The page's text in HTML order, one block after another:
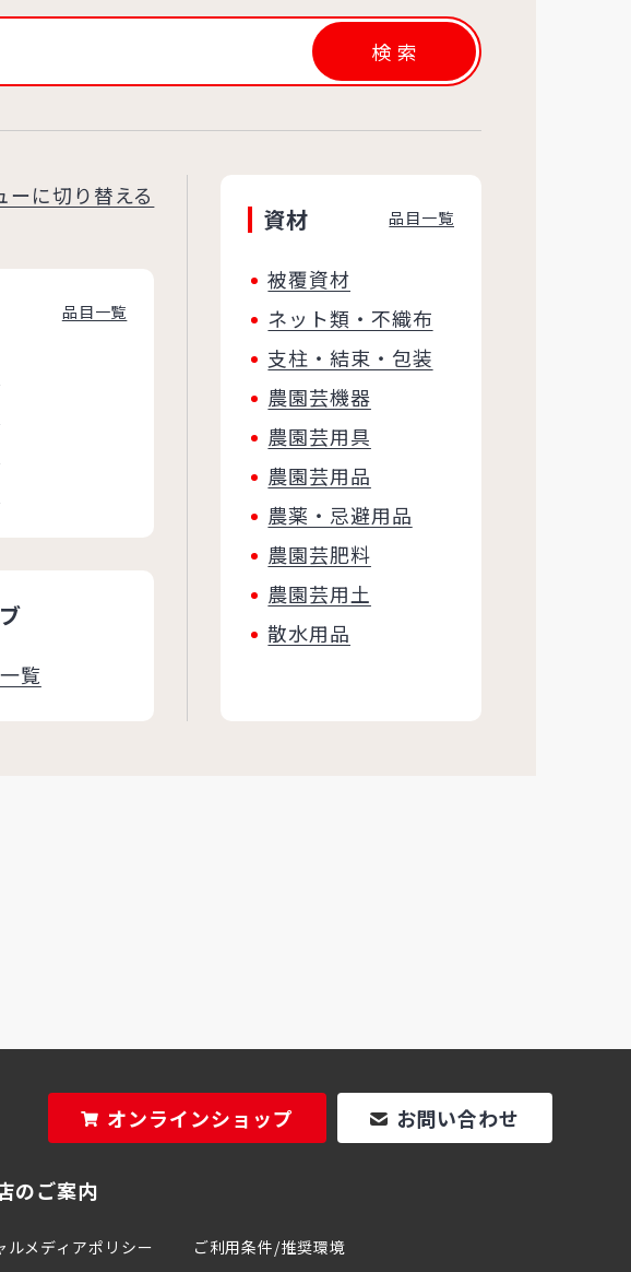
検索
ーに切り替える
品目一覧
覧
資材 品目一覧
被覆資材
ネット類・不織布
支柱・結束・包装
農園芸機器
農園芸用具
農園芸用品
農薬・忌避用品
農園芸肥料
農園芸用土
散水用品
のご案内
オンラインショップ お問い合わせ
ルメディアポリシー ご利用条件/推奨環境